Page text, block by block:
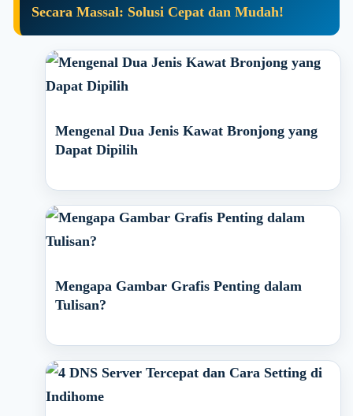
Secara Massal: Solusi Cepat dan Mudah!
Mengenal Dua Jenis Kawat Bronjong yang
Dapat Dipilih
Mengapa Gambar Grafis Penting dalam
Tulisan?